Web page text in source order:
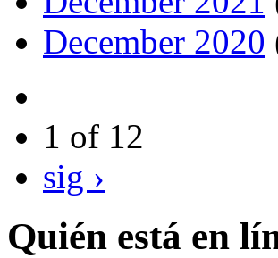
December 2020
1 of 12
sig ›
Quién está en